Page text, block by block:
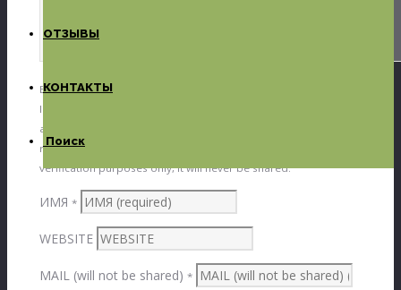
ОТЗЫВЫ
КОНТАКТЫ
Поиск
By submitting a comment you grant ДП Мебель a perpetual
license to reproduce your words and name/web site in
attribution. Inappropriate and irrelevant comments will be
removed at an admin’s discretion. Your email is used for
verification purposes only, it will never be shared.
ИМЯ *
WEBSITE
MAIL (will not be shared) *